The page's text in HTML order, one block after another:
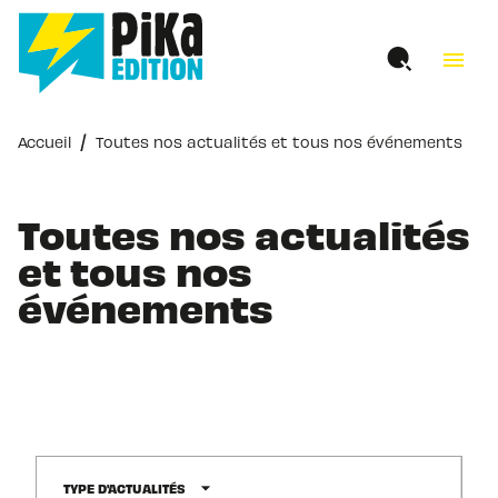
MENU RECHERCHE
PIED DE PAGE
menu
Accueil / Toutes nos actualités et tous nos événements
Toutes nos actualités
et tous nos
événements
TYPE D'ACTUALITÉS arrow_drop_down